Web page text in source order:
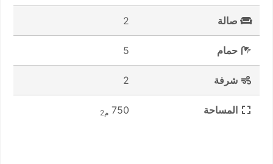
صالة 2
حمام 5
شرفة 2
المساحة 750 م2